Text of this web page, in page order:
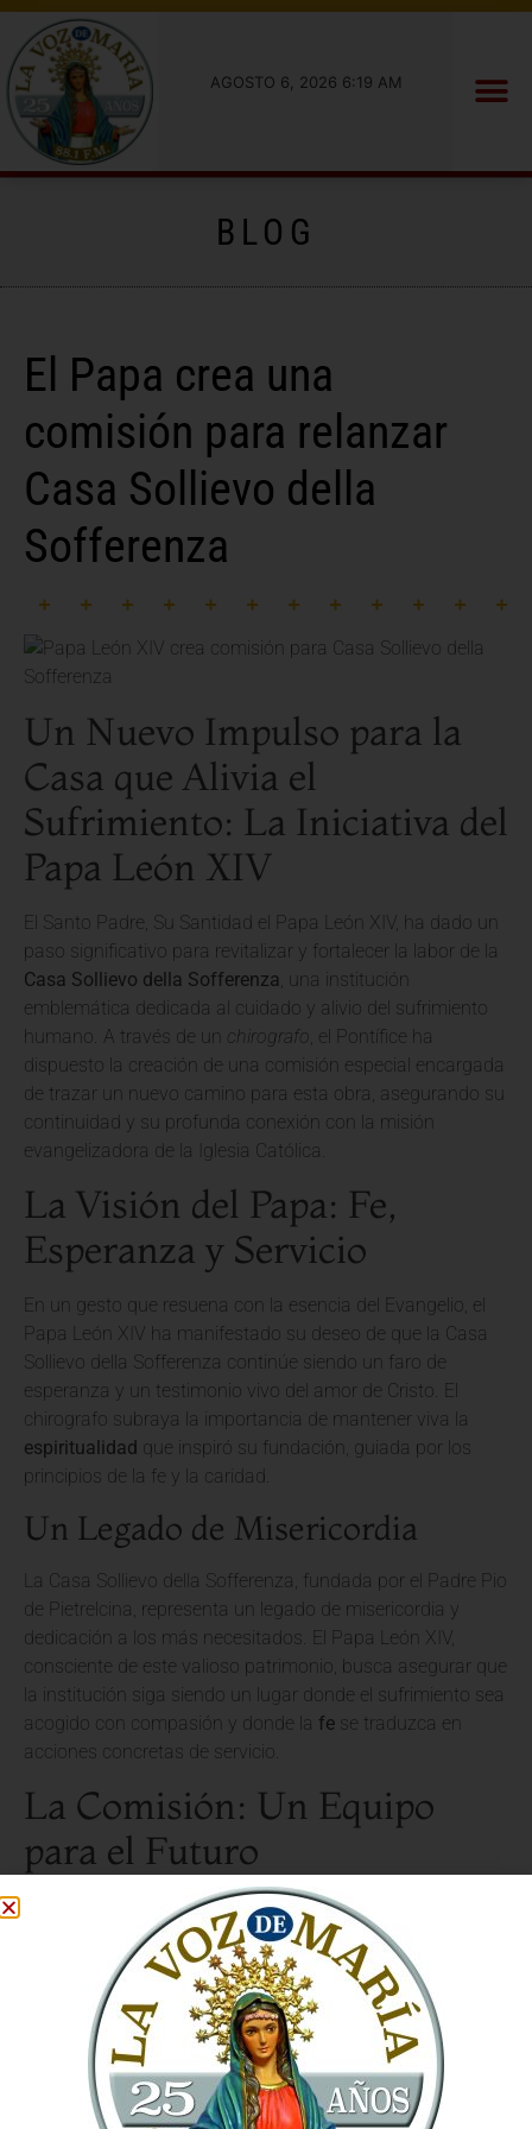
AGOSTO 6, 2026 6:19 AM
BLOG
El Papa crea una
comisión para relanzar
Casa Sollievo della
Sofferenza
Un Nuevo Impulso para la
Casa que Alivia el
Sufrimiento: La Iniciativa del
Papa León XIV
El Santo Padre, Su Santidad el Papa León XIV, ha dado un
paso significativo para revitalizar y fortalecer la labor de la
Casa Sollievo della Sofferenza , una institución
emblemática dedicada al cuidado y alivio del sufrimiento
humano. A través de un chirografo , el Pontífice ha
dispuesto la creación de una comisión especial encargada
de trazar un nuevo camino para esta obra, asegurando su
continuidad y su profunda conexión con la misión
evangelizadora de la Iglesia Católica.
La Visión del Papa: Fe,
Esperanza y Servicio
En un gesto que resuena con la esencia del Evangelio, el
Papa León XIV ha manifestado su deseo de que la Casa
Sollievo della Sofferenza continúe siendo un faro de
esperanza y un testimonio vivo del amor de Cristo. El
chirografo subraya la importancia de mantener viva la
espiritualidad que inspiró su fundación, guiada por los
principios de la fe y la caridad.
Un Legado de Misericordia
La Casa Sollievo della Sofferenza, fundada por el Padre Pio
de Pietrelcina, representa un legado de misericordia y
dedicación a los más necesitados. El Papa León XIV,
consciente de este valioso patrimonio, busca asegurar que
la institución siga siendo un lugar donde el sufrimiento sea
acogido con compasión y donde la fe se traduzca en
acciones concretas de servicio.
La Comisión: Un Equipo
para el Futuro
La comisión recién instituida tendrá la tarea de estudiar y
proponer nuevas estrategias para el desarrollo de la Casa
Sollievo della Sofferenza. Su labor se centrará en
garantizar la
excelencia asistencial
, la sostenibilidad
económica y la fidelidad a los valores cristianos que la
caracterizan. El objetivo es adaptar la obra a los desafíos
contemporáneos sin perder su identidad.